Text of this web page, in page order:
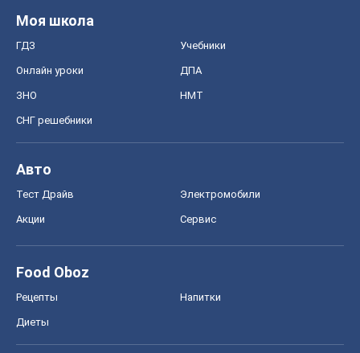
Моя школа
ГДЗ Учебники
Онлайн уроки ДПА
ЗНО НМТ
СНГ решебники
Авто
Тест Драйв Электромобили
Акции Сервис
Food Oboz
Рецепты Напитки
Диеты